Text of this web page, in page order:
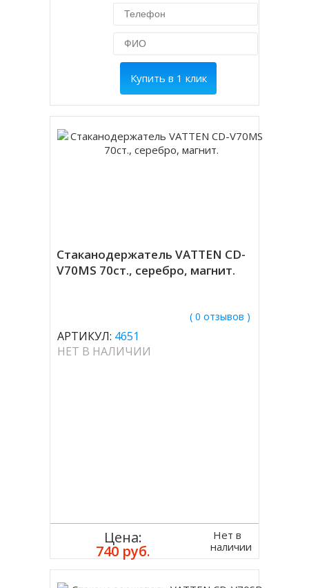
Купить в 1 клик
Стаканодержатель VATTEN CD-
V70MS 70ст., серебро, магнит.
( 0 отзывов )
АРТИКУЛ: 4651
НЕТ В НАЛИЧИИ
Цена:
740 руб.
Нет в
наличии